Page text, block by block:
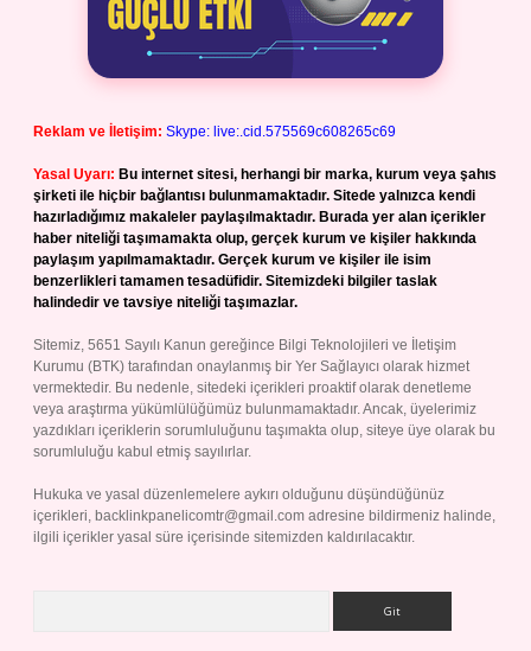
Reklam ve İletişim: Skype: live:.cid.575569c608265c69
Yasal Uyarı: Bu internet sitesi, herhangi bir marka, kurum veya şahıs
şirketi ile hiçbir bağlantısı bulunmamaktadır. Sitede yalnızca kendi
hazırladığımız makaleler paylaşılmaktadır. Burada yer alan içerikler
haber niteliği taşımamakta olup, gerçek kurum ve kişiler hakkında
paylaşım yapılmamaktadır. Gerçek kurum ve kişiler ile isim
benzerlikleri tamamen tesadüfidir. Sitemizdeki bilgiler taslak
halindedir ve tavsiye niteliği taşımazlar.
Sitemiz, 5651 Sayılı Kanun gereğince Bilgi Teknolojileri ve İletişim
Kurumu (BTK) tarafından onaylanmış bir Yer Sağlayıcı olarak hizmet
vermektedir. Bu nedenle, sitedeki içerikleri proaktif olarak denetleme
veya araştırma yükümlülüğümüz bulunmamaktadır. Ancak, üyelerimiz
yazdıkları içeriklerin sorumluluğunu taşımakta olup, siteye üye olarak bu
sorumluluğu kabul etmiş sayılırlar.
Hukuka ve yasal düzenlemelere aykırı olduğunu düşündüğünüz
içerikleri, backlinkpanelicomtr@gmail.com adresine bildirmeniz halinde,
ilgili içerikler yasal süre içerisinde sitemizden kaldırılacaktır.